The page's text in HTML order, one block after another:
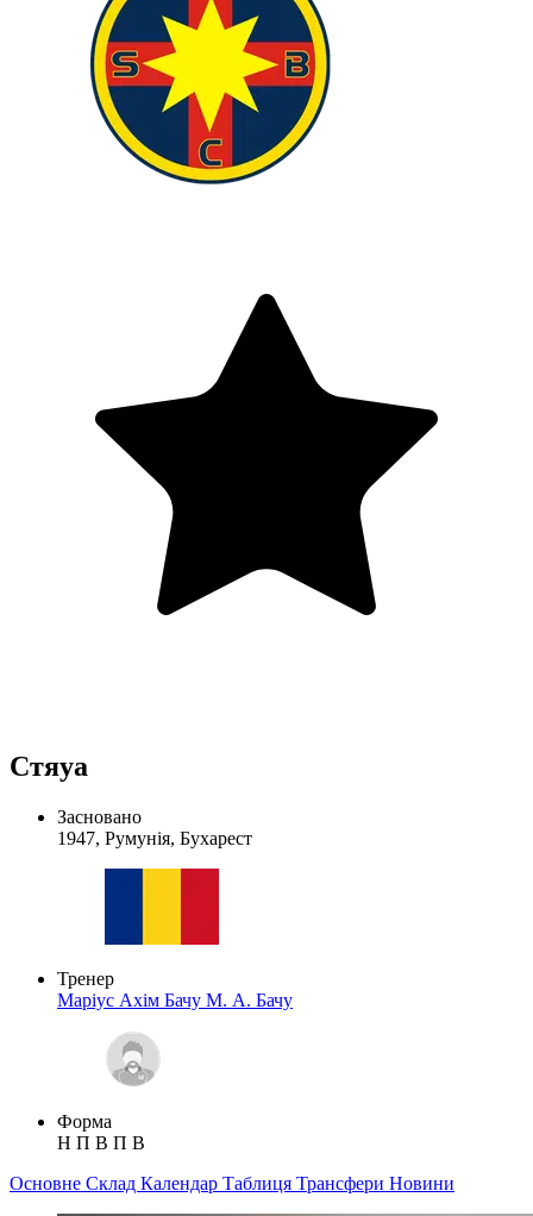
Стяуа
Засновано
1947, Румунія, Бухарест
Тренер
Маріус Ахім Бачу М. А. Бачу
Форма
Н П В П В
Основне Склад Календар Таблиця Трансфери Новини